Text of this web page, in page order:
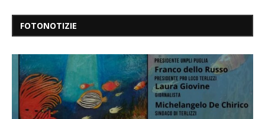
FOTONOTIZIE